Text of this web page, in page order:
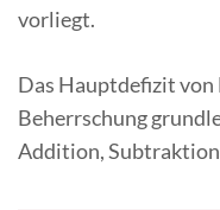
vorliegt.
Das Hauptdefizit
Beherrschung
Addition,